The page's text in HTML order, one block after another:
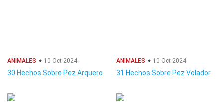
ANIMALES 10 Oct 2024
30 Hechos Sobre Pez Arquero
ANIMALES 10 Oct 2024
31 Hechos Sobre Pez Volador